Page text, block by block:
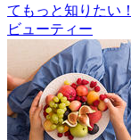
てもっと知りたい！
ビューティー